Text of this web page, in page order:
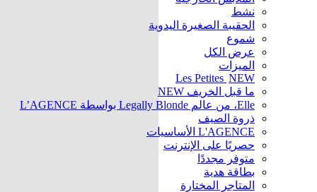
نشط
الحقيبة الصغيرة اليدوية
شموع
عرض الكل
الميزات
Les Petites NEW
ما قبل الخريف NEW
Elle، من عالم Legally Blonde بواسطة L’AGENCE
ذروة الصيف
L'AGENCE الأساسيات
حصريًا على الإنترنت
متوفر مجددًا
بطاقة هدية
المتاجر المختارة